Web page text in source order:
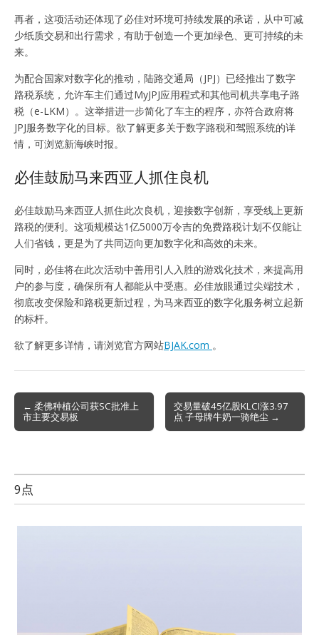
再者，这项活动还体现了必佳对环境可持续发展的承诺，从中可减
少纸质交易和出行需求，有助于创造一个更加绿色、更可持续的未
来。
为配合国家对数字化的推动，陆路交通局（JPJ）已经推出了数字
路税系统，允许车主们通过MyJPJ应用程式和其他司机共享电子路
税（e-LKM）。这举措进一步简化了车主的程序，亦符合政府将
JPJ服务数字化的目标。欲了解更多关于数字路税和驾照系统的详
情，可浏览新海峡时报。
必佳鼓励马来西亚人抓住良机
必佳鼓励马来西亚人抓住此次良机，迎接数字创新，享受线上更新
路税的便利。这项规模达1亿5000万令吉的免费路税计划不仅能让
人们省钱，更是为了共同迈向更加数字化和高效的未来。
同时，必佳将在此次活动中善用引人入胜的游戏化技术，来提高用
户的参与度，确保所有人都能从中受惠。必佳放眼通过尖端技术，
彻底改变保险和路税更新过程，为马来西亚的数字化服务树立起新
的标杆。
欲了解更多详情，请浏览官方网站BJAK.com 。
Post
navigation
← 柔佛种植公司获SC批准上
市主要交易板
交易量破45亿股KLCI涨3.97
点 子母牌牛奶一骑绝尘 →
9点